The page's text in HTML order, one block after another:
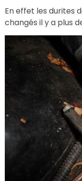
En effet les durites
changés il y a plus